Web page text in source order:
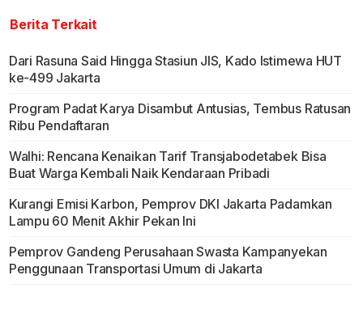
Berita Terkait
Dari Rasuna Said Hingga Stasiun JIS, Kado Istimewa HUT
ke-499 Jakarta
Program Padat Karya Disambut Antusias, Tembus Ratusan
Ribu Pendaftaran
Walhi: Rencana Kenaikan Tarif Transjabodetabek Bisa
Buat Warga Kembali Naik Kendaraan Pribadi
Kurangi Emisi Karbon, Pemprov DKI Jakarta Padamkan
Lampu 60 Menit Akhir Pekan Ini
Pemprov Gandeng Perusahaan Swasta Kampanyekan
Penggunaan Transportasi Umum di Jakarta